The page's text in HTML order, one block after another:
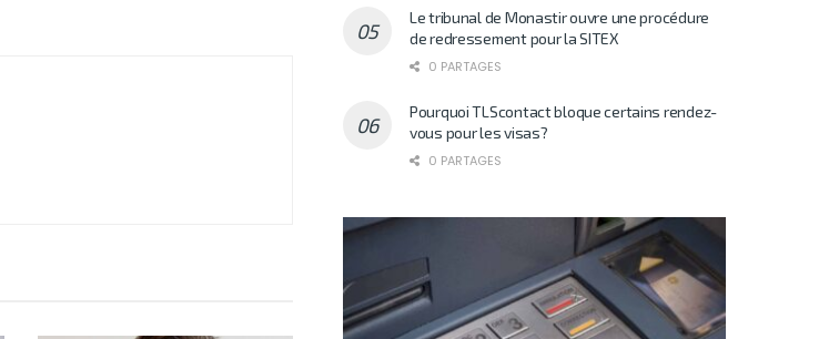
Le tribunal de Monastir ouvre une procédure
de redressement pour la SITEX
0 PARTAGES
Pourquoi TLScontact bloque certains rendez-
vous pour les visas?
0 PARTAGES